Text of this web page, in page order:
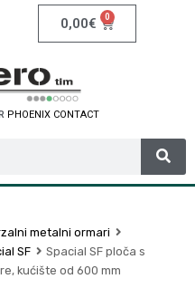
0,00€ 0
PHOENIX CONTACT
metalni ormari
SF
Spacial SF ploča s
kućište od 600 mm